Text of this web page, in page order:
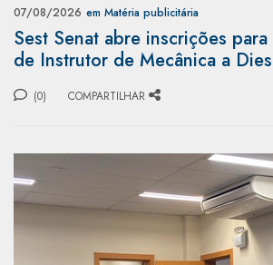
07/08/2026 em Matéria publicitária
Sest Senat abre inscrições
de Instrutor de Mecânica a
(0) COMPARTILHAR